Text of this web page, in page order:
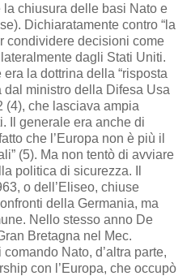
chiusura delle basi Nato e
Dichiaratamente contro “la
condividere decisioni come
dagli Stati Uniti.
la dottrina della “risposta
dal ministro della Difesa Usa
(4), che lasciava ampia
Il generale era anche di
che l’Europa non è più il
(5). Ma non tentò di avviare
politica di sicurezza. Il
o dell’Eliseo, chiuse
della Germania, ma
Nello stesso anno De
Bretagna nel Mec.
Nato, d’altra parte,
con l’Europa, che occupò